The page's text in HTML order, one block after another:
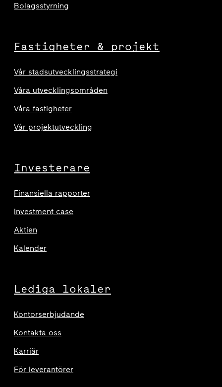
Bolagsstyrning
Fastigheter & projekt
Vår stadsutvecklingsstrategi
Våra utvecklingsområden
Våra fastigheter
Vår projektutveckling
Investerare
Finansiella rapporter
Investment case
Aktien
Kalender
Lediga lokaler
Kontorserbjudande
Kontakta oss
Karriär
För leverantörer